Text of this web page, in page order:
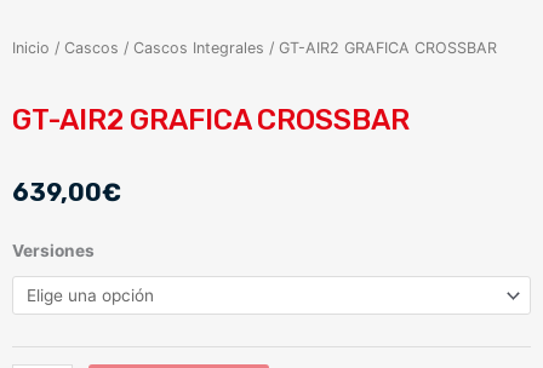
Inicio / Cascos / Cascos Integrales / GT-AIR2 GRAFICA CROSSBAR
GT-AIR2 GRAFICA CROSSBAR
639,00€
Versiones
GT-
AIR2
GRAFICA
cantidad